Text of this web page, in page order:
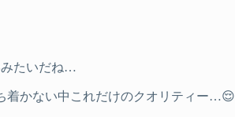
たいだね…
着かない中これだけのクオリティー…😌